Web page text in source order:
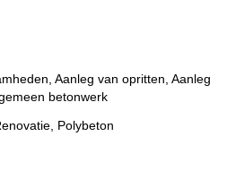
Aanleg van opritten, Aanleg
betonwerk
Polybeton